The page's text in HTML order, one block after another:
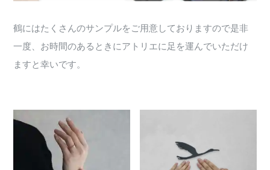
鶴にはたくさんのサンプルをご用意しておりますので是非
一度、お時間のあるときにアトリエに足を運んでいただけ
ますと幸いです。